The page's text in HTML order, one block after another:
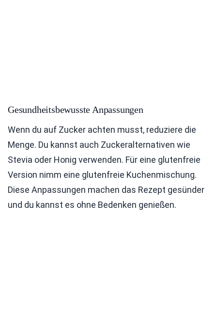
Gesundheitsbewusste Anpassungen
Wenn du auf Zucker achten musst, reduziere die
Menge. Du kannst auch Zuckeralternativen wie
Stevia oder Honig verwenden. Für eine glutenfreie
Version nimm eine glutenfreie Kuchenmischung.
Diese Anpassungen machen das Rezept gesünder
und du kannst es ohne Bedenken genießen.